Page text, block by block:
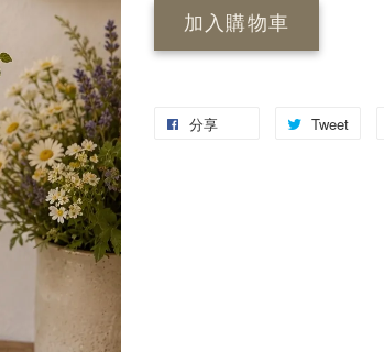
加入購物車
分享 Tweet